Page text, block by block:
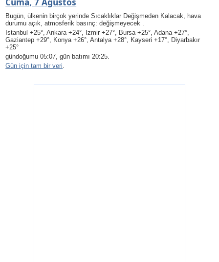
Bugün, ülkenin birçok yerinde Sıcaklıklar Değişmeden Kalacak, hava
durumu açık, atmosferik basınç: değişmeyecek .
Istanbul +25°, Ankara +24°, Izmir +27°, Bursa +25°, Adana +27°,
Gaziantep +29°, Konya +26°, Antalya +28°, Kayseri +17°, Diyarbakır
+25°
gündoğumu 05:07, gün batımı 20:25.
Gün için tam bir veri.